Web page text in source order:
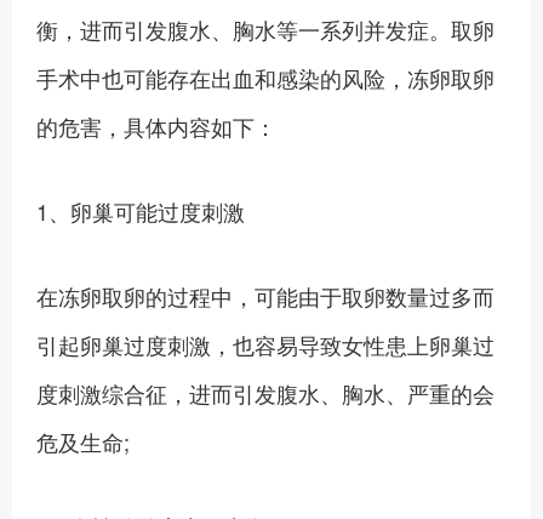
衡，进而引发腹水、胸水等一系列并发症。取卵
手术中也可能存在出血和感染的风险，冻卵取卵
的危害，具体内容如下：
1、卵巢可能过度刺激
在冻卵取卵的过程中，可能由于取卵数量过多而
引起卵巢过度刺激，也容易导致女性患上卵巢过
度刺激综合征，进而引发腹水、胸水、严重的会
危及生命;